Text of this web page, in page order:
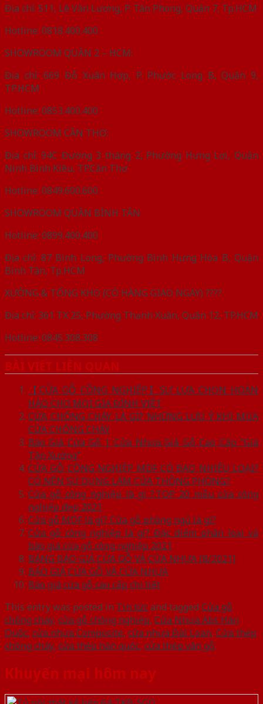
Địa chỉ: 511, Lê Văn Lương, P. Tân Phong, Quận 7, Tp.HCM
Hotline: 0818.400.400
SHOWROOM QUẬN 2 – HCM:
Địa chỉ: 669 Đỗ Xuân Hợp, P. Phước Long B, Quận 9,
TP.HCM
Hotline: 0853.400.400
SHOWROOM CẦN THƠ:
Địa chỉ: 94C Đường 3 tháng 2, Phường Hưng Lợi, Quận
Ninh Bình Kiều, TP.Cần Thơ
Hotline: 0849.600.600
SHOWROOM QUẬN BÌNH TÂN
Hotline: 0899.400.400
Địa chỉ: 87 Bình Long, Phường Bình Hưng Hòa B, Quận
Bình Tân, Tp.HCM
XƯỞNG & TỔNG KHO (CÓ HÀNG GIAO NGAY) ????
Địa chỉ: 361 TX 25, Phường Thạnh Xuân, Quận 12, TP.HCM
Hotline: 0845.308.308
BÀI VIẾT LIÊN QUAN
【CỬA GỖ CÔNG NGHIỆP】SỰ LỰA CHỌN HOÀN
HẢO CHO MỌI GIA ĐÌNH VIỆT
CỬA CHỐNG CHÁY LÀ GÌ? NHỮNG LƯU Ý KHI MUA
CỬA CHỐNG CHÁY
Báo Giá Cửa Gỗ | Cửa Nhựa Giả Gỗ Cao Cấp “Giá
Tận Xưởng”
CỬA GỖ CÔNG NGHIỆP MDF CÓ BAO NHIÊU LOẠI?
CÓ NÊN SỬ DỤNG LÀM CỬA THÔNG PHÒNG?
Cửa gỗ công nghiệp là gì ?.TOP 20 mẫu cửa công
nghiệp đẹp 2021
Cửa gỗ MDF là gì? Cửa gỗ phòng ngủ là gì?
Cửa gỗ công nghiệp là gì? Đặc điểm phân loại và
báo giá cửa gỗ công nghiệp 2021
BẢNG BÁO GIÁ CỬA GỖ VÀ CỬA NHỰA [8/2021]
BÁO GIÁ CỬA GỖ VÀ CỬA NHỰA
Báo giá cửa gỗ cao cấp chi tiết
This entry was posted in Tin tứcand tagged Cửa gỗ
chống cháy, cửa gỗ chông nghiệp, Cửa Nhựa Abs Hàn
Quốc, cửa nhựa Composite, cửa nhựa Đài Loan, Cửa thép
chống cháy, cửa thép hàn quốc, cửa thép vân gỗ.
Khuyến mại hôm nay